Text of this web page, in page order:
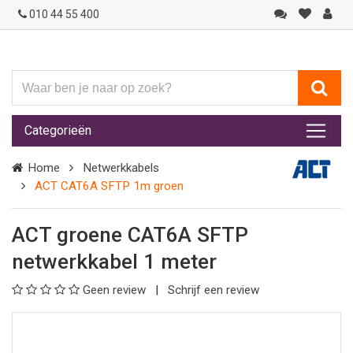
010 44 55 400
ben
je
naar
op
zoek?
Categorieën
Home
Netwerkkabels
ACT CAT6A SFTP 1m groen
ACT groene CAT6A SFTP
netwerkkabel 1 meter
Geen review Schrijf een review